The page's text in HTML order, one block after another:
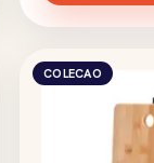
COLECAO